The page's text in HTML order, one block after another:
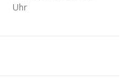
Uhr